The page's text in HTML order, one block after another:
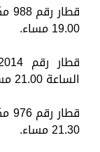
19.00 مساء.
الساعة 21.00 مساء.
21.30 مساء.